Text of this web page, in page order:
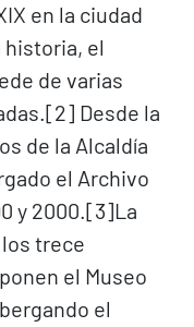
en la ciudad
historia, el
de varias
Desde la
de la Alcaldía
el Archivo
y 2000.[3]​ La
trece
el Museo
el